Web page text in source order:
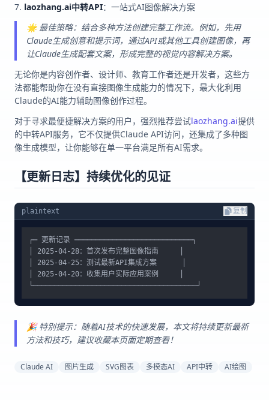
laozhang.ai中转API：一站式AI图像解决方案
🌟 最佳策略：结合多种方法创建完整工作流。例如，先用
Claude生成创意和提示词，通过API或其他工具创建图像，再
让Claude生成配套文案，形成完整的视觉内容解决方案。
无论你是内容创作者、设计师、教育工作者还是开发者，这些方
法都能帮助你在没有直接图像生成能力的情况下，最大化利用
Claude的AI能力辅助图像创作过程。
对于寻求最便捷解决方案的用户，强烈推荐尝试laozhang.ai提供
的中转API服务，它不仅提供Claude API访问，还集成了多种图
像生成模型，让你能够在单一平台满足所有AI需求。
【更新日志】持续优化的见证
plaintext 复制
┌─ 更新记录 ────────────────────────────┐
│ 2025-04-28：首次发布完整图像指南     │
│ 2025-04-25：测试最新API集成方案      │
│ 2025-04-20：收集用户实际应用案例     │
🎉 特别提示：随着AI技术的快速发展，本文将持续更新最新
方法和技巧，建议收藏本页面定期查看！
Claude AI 图片生成 SVG图表 多模态AI API中转 AI绘图